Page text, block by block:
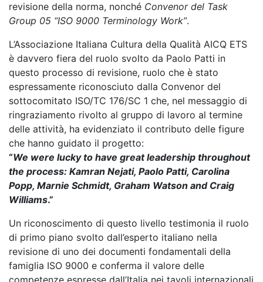
revisione della norma, nonché Convenor del Task
Group 05 “ISO 9000 Terminology Work”.
L’Associazione Italiana Cultura della Qualità AICQ ETS
è davvero fiera del ruolo svolto da Paolo Patti in
questo processo di revisione, ruolo che è stato
espressamente riconosciuto dalla Convenor del
sottocomitato ISO/TC 176/SC 1 che, nel messaggio di
ringraziamento rivolto al gruppo di lavoro al termine
delle attività, ha evidenziato il contributo delle figure
che hanno guidato il progetto:
“We were lucky to have great leadership throughout
the process: Kamran Nejati, Paolo Patti, Carolina
Popp, Marnie Schmidt, Graham Watson and Craig
Williams.”
Un riconoscimento di questo livello testimonia il ruolo
di primo piano svolto dall’esperto italiano nella
revisione di uno dei documenti fondamentali della
famiglia ISO 9000 e conferma il valore delle
competenze espresse dall’Italia nei tavoli internazionali